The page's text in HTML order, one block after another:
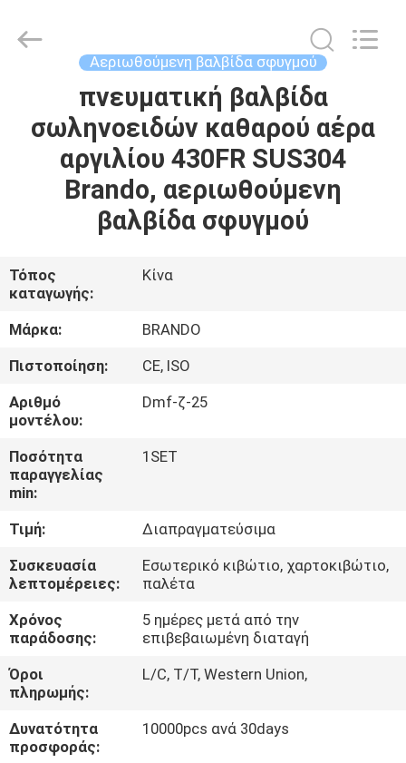
ΠΡΟΪΌΝΤΑ
ΣΧΕΤΙΚΆ
ΕΜΆΣ
ΕΠΙΣΚΈΨΕΙΣ
ΣΤΟ
ΕΡΓΟΣΤΆΣΙΟ
ΈΛΕΓΧΟΣ
ΠΟΙΌΤΗΤΑΣ
ΕΠΙΚΟΙΝΩΝΉΣΤΕ
ΜΑΖΊ
ΜΙΑ
ΠΡΟΣΦΟΡΆ
Αεριωθούμενη βαλβίδα σφυγμού
πνευματική βαλβίδα
σωληνοειδών καθαρού αέρα
αργιλίου 430FR SUS304
Brando, αεριωθούμενη
βαλβίδα σφυγμού
Τόπος
καταγωγής:
Κίνα
Μάρκα:
BRANDO
Πιστοποίηση:
CE, ISO
Αριθμό
μοντέλου:
Dmf-ζ-25
Ποσότητα
παραγγελίας
min:
1SET
Τιμή:
Διαπραγματεύσιμα
Συσκευασία
λεπτομέρειες:
Εσωτερικό κιβώτιο, χαρτοκιβώτιο,
παλέτα
Χρόνος
παράδοσης:
5 ημέρες μετά από την
επιβεβαιωμένη διαταγή
Όροι
πληρωμής:
L/C, T/T, Western Union,
Δυνατότητα
προσφοράς:
10000pcs ανά 30days